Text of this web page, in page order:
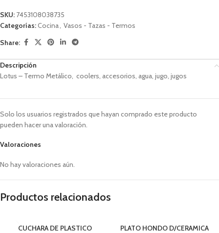
SKU: 7453108038735
Categorías:Cocina, Vasos - Tazas - Termos
Share:
Descripción
Lotus – Termo Metálico, coolers, accesorios, agua, jugo, jugos
Valoraciones
No hay valoraciones aún.
Solo los usuarios registrados que hayan comprado este producto
pueden hacer una valoración.
Productos relacionados
CUCHARA DE PLASTICO
PLATO HONDO D/CERAMICA